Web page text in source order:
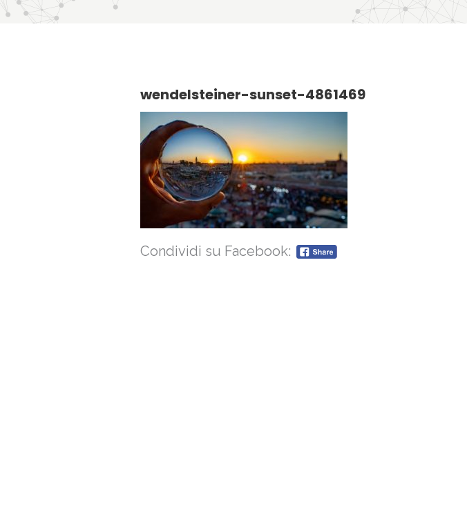
wendelsteiner-sunset-4861469
Condividi su Facebook: